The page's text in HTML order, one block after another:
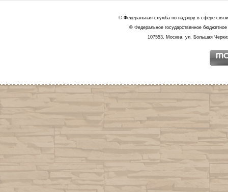
© Федеральная служба по надзору в сфере
© Федеральное государственное
107553, Москва, ул. Большая